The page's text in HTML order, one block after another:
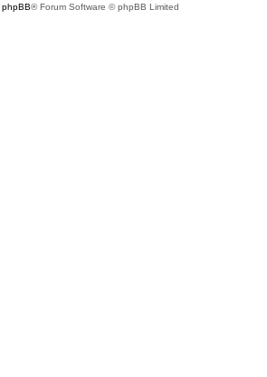
phpBB® Forum Software © phpBB Limited